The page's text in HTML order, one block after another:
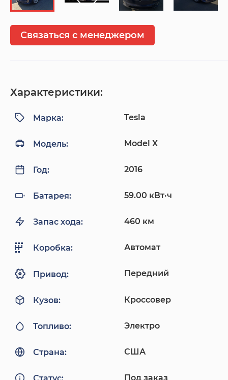
Связаться с менеджером
Характеристики:
Марка: Tesla
Модель: Model X
Год: 2016
Батарея: 59.00 кВт·ч
Запас хода: 460 км
Коробка: Автомат
Привод: Передний
Кузов: Кроссовер
Топливо: Электро
Страна: США
Под заказ